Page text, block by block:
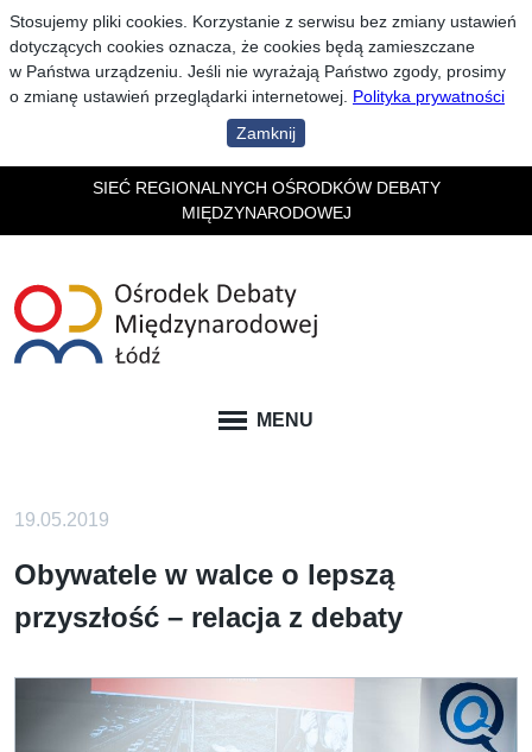
Stosujemy pliki cookies. Korzystanie z serwisu bez zmiany ustawień
dotyczących cookies oznacza, że cookies będą zamieszczane
w Państwa urządzeniu. Jeśli nie wyrażają Państwo zgody, prosimy
o zmianę ustawień przeglądarki internetowej. Polityka prywatności
Zamknij
SIEĆ REGIONALNYCH OŚRODKÓW DEBATY
MIĘDZYNARODOWEJ
MENU
19.05.2019
Obywatele w walce o lepszą
przyszłość – relacja z debaty